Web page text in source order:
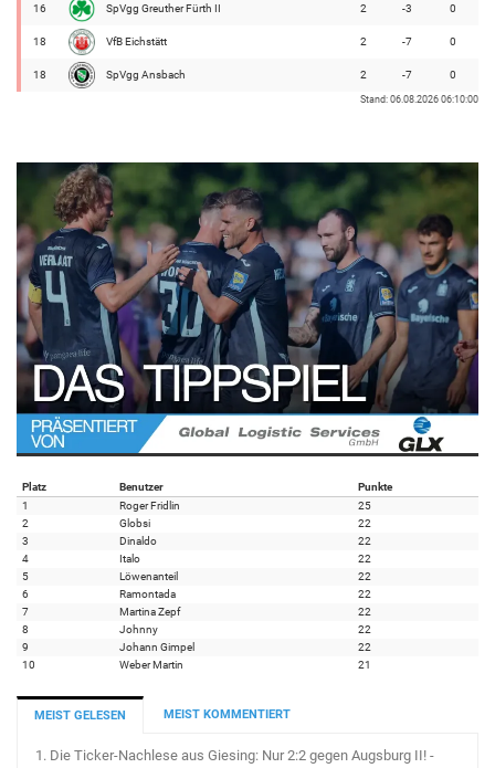
16 SpVgg Greuther Fürth II 2 -3 0
18 VfB Eichstätt 2 -7 0
18 SpVgg Ansbach 2 -7 0
Stand: 06.08.2026 06:10:00
Platz Benutzer
Punkte
1
Roger Fridlin
25
2
Globsi
22
3
Dinaldo
22
4
Italo
22
5
Löwenanteil
22
6
Ramontada
22
7
Martina Zepf
22
8
Johnny
22
9
Johann Gimpel
22
10
Weber Martin 21
MEIST GELESEN MEIST KOMMENTIERT
1. Die Ticker-Nachlese aus Giesing: Nur 2:2 gegen Augsburg II! -